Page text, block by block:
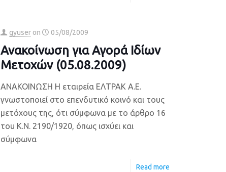
gyuser on 05/08/2009
Ανακοίνωση για Αγορά Ιδίων
Μετοχών (05.08.2009)
ΑΝΑΚΟΙΝΩΣΗ Η εταιρεία ΕΛΤΡΑΚ Α.Ε.
γνωστοποιεί στο επενδυτικό κοινό και τους
μετόχους της, ότι σύμφωνα με το άρθρο 16
του Κ.Ν. 2190/1920, όπως ισχύει και
σύμφωνα
Read more